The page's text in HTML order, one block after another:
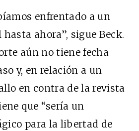
enfrentado a un
ahora”, sigue Beck.
aún no tiene fecha
y, en relación a un
en contra de la revista
que “sería un
para la libertad de